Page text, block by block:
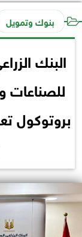
بنوك وتمويل
البنك
للصناعات
بروتوكول